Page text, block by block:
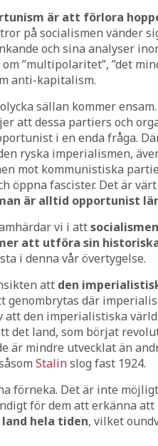
är att förlora
på socialismen vänder
och sina analyser
”multipolaritet”, ”det
anti-kapitalism.
sällan kommer
att dessa partiers och
i en enda fråga.
ryska imperialismen,
mot kommunistiska
öppna fascister. Det är
är alltid opportunist
vi i att
att utföra sin
i denna vår övertygelse.
att den
där
den imperialistiska
det land, som börjat
mindre utvecklat än
Stalinslog fast 1924.
förneka. Det är inte
för dem att erkänna att
hela tiden, vilket